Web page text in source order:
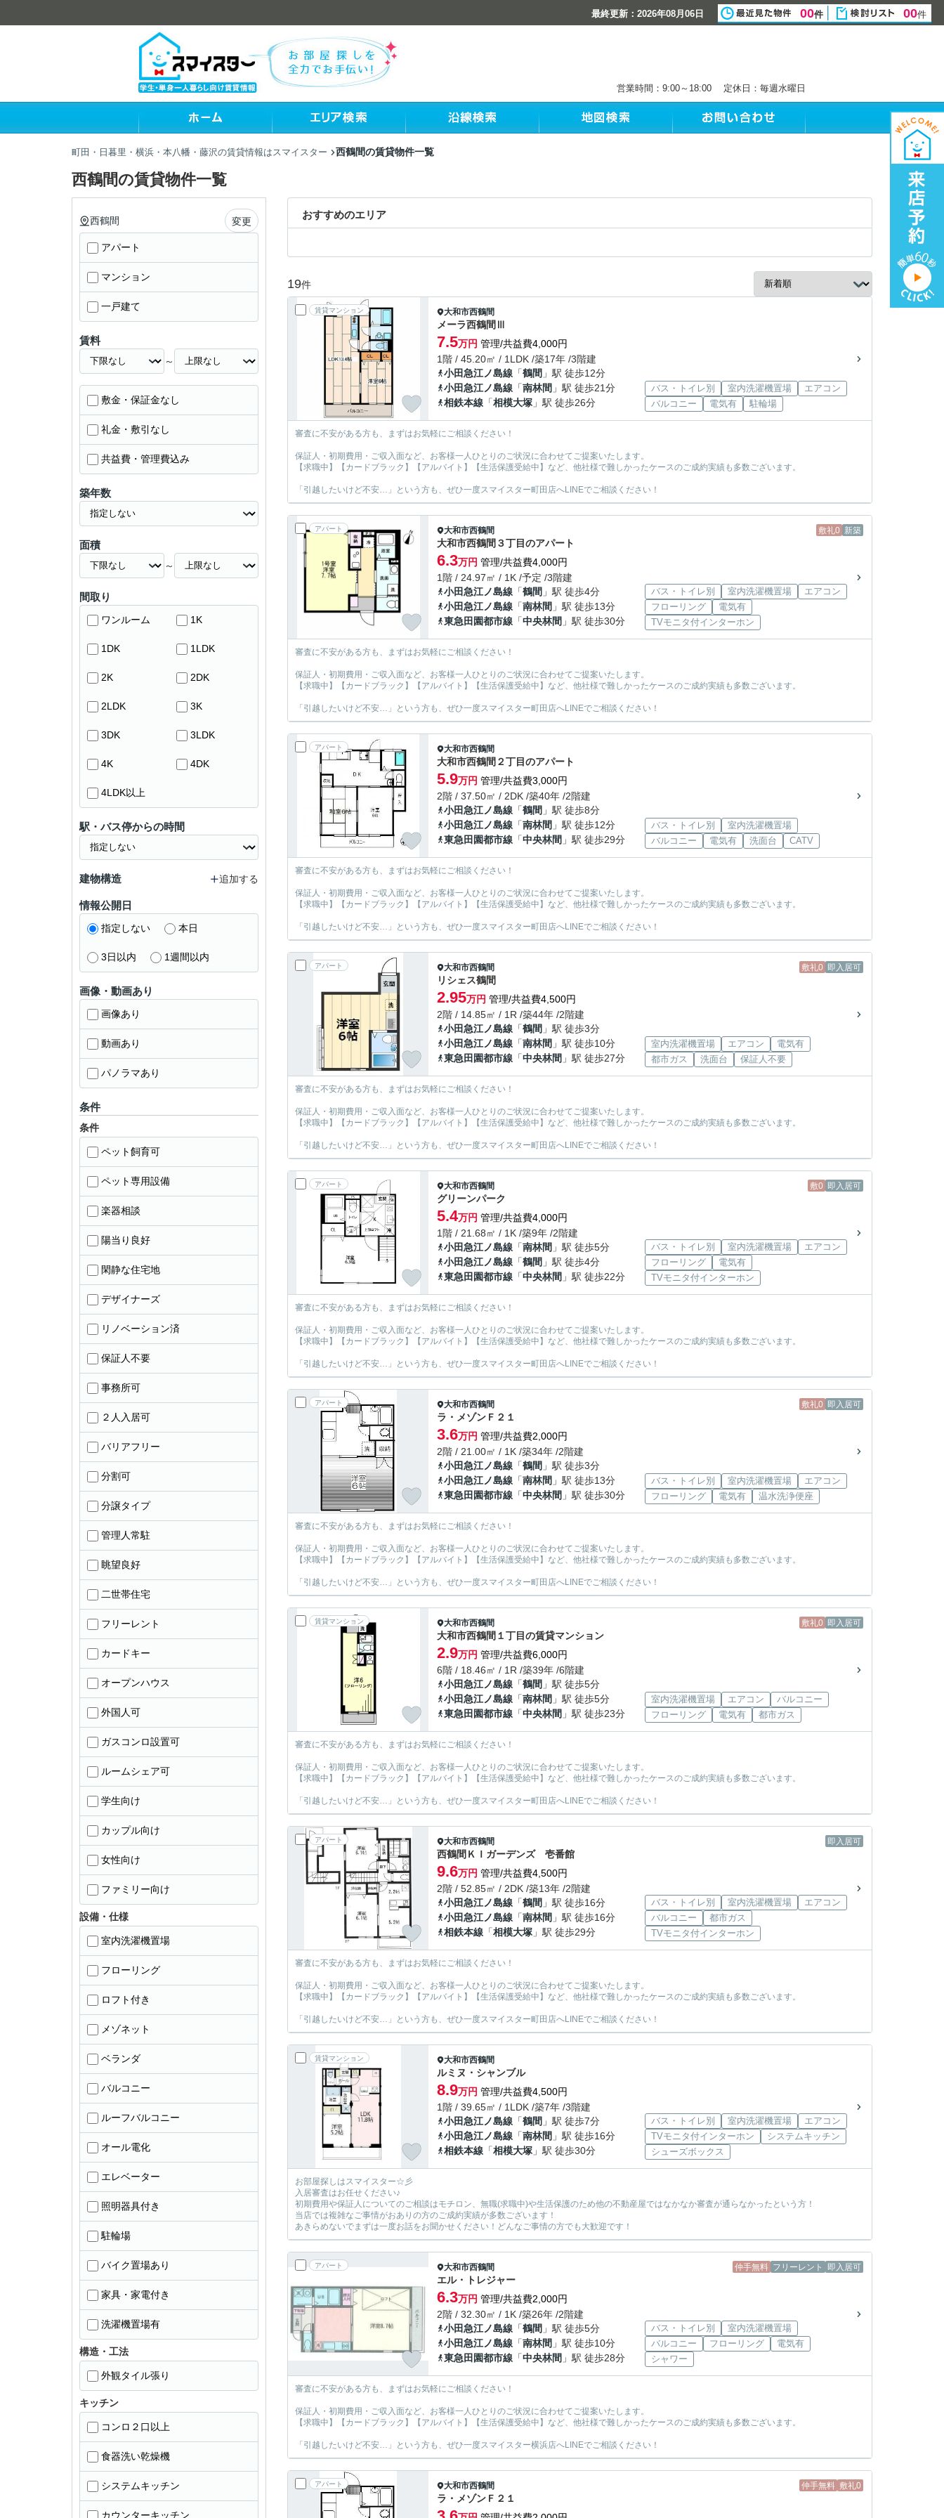
最終更新：2026年08月06日 00件 00件
営業時間：9:00～18:00 定休日：毎週水曜日
町田・日暮里・横浜・本八幡・藤沢の賃貸情報はスマイスター 西鶴間の賃貸物件一覧
西鶴間の賃貸物件一覧
おすすめのエリア
19件
賃貸マンション 大和市西鶴間
メーラ西鶴間Ⅲ
7.5万円 管理/共益費4,000円
1階 / 45.20㎡ / 1LDK /築17年 /3階建
小田急江ノ島線 「鶴間 」駅 徒歩12分
小田急江ノ島線 「南林間 」駅 徒歩21分
相鉄本線 「相模大塚 」駅 徒歩26分
バス・トイレ別 室内洗濯機置場
エアコン
バルコニー
電気有 駐輪場
審査に不安がある方も、まずはお気軽にご相談ください！
保証人・初期費用・ご収入面など、お客様一人ひとりのご状況に合わせてご提案いたします。
【求職中】【カードブラック】【アルバイト】【生活保護受給中】など、他社様で難しかったケースのご成約実績も多数ございます。
「引越したいけど不安…」という方も、ぜひ一度スマイスター町田店へLINEでご相談ください！
アパート 敷礼0 新築
大和市西鶴間
大和市西鶴間３丁目のアパート
6.3万円 管理/共益費4,000円
1階 / 24.97㎡ / 1K /予定 /3階建
小田急江ノ島線 「鶴間 」駅 徒歩4分
小田急江ノ島線 「南林間 」駅 徒歩13分
東急田園都市線 「中央林間 」駅 徒歩30分
バス・トイレ別 室内洗濯機置場
エアコン
フローリング
電気有
TVモニタ付インターホン
審査に不安がある方も、まずはお気軽にご相談ください！
保証人・初期費用・ご収入面など、お客様一人ひとりのご状況に合わせてご提案いたします。
【求職中】【カードブラック】【アルバイト】【生活保護受給中】など、他社様で難しかったケースのご成約実績も多数ございます。
「引越したいけど不安…」という方も、ぜひ一度スマイスター町田店へLINEでご相談ください！
アパート 大和市西鶴間
大和市西鶴間２丁目のアパート
5.9万円 管理/共益費3,000円
2階 / 37.50㎡ / 2DK /築40年 /2階建
小田急江ノ島線 「鶴間 」駅 徒歩8分
小田急江ノ島線 「南林間 」駅 徒歩12分
東急田園都市線 「中央林間 」駅 徒歩29分
バス・トイレ別
室内洗濯機置場
バルコニー
電気有 洗面台 CATV
審査に不安がある方も、まずはお気軽にご相談ください！
保証人・初期費用・ご収入面など、お客様一人ひとりのご状況に合わせてご提案いたします。
【求職中】【カードブラック】【アルバイト】【生活保護受給中】など、他社様で難しかったケースのご成約実績も多数ございます。
「引越したいけど不安…」という方も、ぜひ一度スマイスター町田店へLINEでご相談ください！
アパート 敷礼0 即入居可
大和市西鶴間
リシェス鶴間
2.95万円 管理/共益費4,500円
2階 / 14.85㎡ / 1R /築44年 /2階建
小田急江ノ島線 「鶴間 」駅 徒歩3分
小田急江ノ島線 「南林間 」駅 徒歩10分
東急田園都市線 「中央林間 」駅 徒歩27分
室内洗濯機置場 エアコン
電気有
都市ガス
洗面台 保証人不要
審査に不安がある方も、まずはお気軽にご相談ください！
保証人・初期費用・ご収入面など、お客様一人ひとりのご状況に合わせてご提案いたします。
【求職中】【カードブラック】【アルバイト】【生活保護受給中】など、他社様で難しかったケースのご成約実績も多数ございます。
「引越したいけど不安…」という方も、ぜひ一度スマイスター町田店へLINEでご相談ください！
アパート 敷0 即入居可
大和市西鶴間
グリーンパーク
5.4万円 管理/共益費4,000円
1階 / 21.68㎡ / 1K /築9年 /2階建
小田急江ノ島線 「南林間 」駅 徒歩5分
小田急江ノ島線 「鶴間 」駅 徒歩4分
東急田園都市線 「中央林間 」駅 徒歩22分
バス・トイレ別 室内洗濯機置場
エアコン
フローリング
電気有
TVモニタ付インターホン
審査に不安がある方も、まずはお気軽にご相談ください！
保証人・初期費用・ご収入面など、お客様一人ひとりのご状況に合わせてご提案いたします。
【求職中】【カードブラック】【アルバイト】【生活保護受給中】など、他社様で難しかったケースのご成約実績も多数ございます。
「引越したいけど不安…」という方も、ぜひ一度スマイスター町田店へLINEでご相談ください！
アパート 敷礼0 即入居可
大和市西鶴間
ラ・メゾンＦ２１
3.6万円 管理/共益費2,000円
2階 / 21.00㎡ / 1K /築34年 /2階建
小田急江ノ島線 「鶴間 」駅 徒歩3分
小田急江ノ島線 「南林間 」駅 徒歩13分
東急田園都市線 「中央林間 」駅 徒歩30分
バス・トイレ別 室内洗濯機置場
エアコン
フローリング
電気有 温水洗浄便座
審査に不安がある方も、まずはお気軽にご相談ください！
保証人・初期費用・ご収入面など、お客様一人ひとりのご状況に合わせてご提案いたします。
【求職中】【カードブラック】【アルバイト】【生活保護受給中】など、他社様で難しかったケースのご成約実績も多数ございます。
「引越したいけど不安…」という方も、ぜひ一度スマイスター町田店へLINEでご相談ください！
賃貸マンション 敷礼0 即入居可
大和市西鶴間
大和市西鶴間１丁目の賃貸マンション
2.9万円 管理/共益費6,000円
6階 / 18.46㎡ / 1R /築39年 /6階建
小田急江ノ島線 「鶴間 」駅 徒歩5分
小田急江ノ島線 「南林間 」駅 徒歩5分
東急田園都市線 「中央林間 」駅 徒歩23分
室内洗濯機置場 エアコン
バルコニー
フローリング
電気有 都市ガス
審査に不安がある方も、まずはお気軽にご相談ください！
保証人・初期費用・ご収入面など、お客様一人ひとりのご状況に合わせてご提案いたします。
【求職中】【カードブラック】【アルバイト】【生活保護受給中】など、他社様で難しかったケースのご成約実績も多数ございます。
「引越したいけど不安…」という方も、ぜひ一度スマイスター町田店へLINEでご相談ください！
アパート 即入居可
大和市西鶴間
西鶴間ＫＩガーデンズ 壱番館
9.6万円 管理/共益費4,500円
2階 / 52.85㎡ / 2DK /築13年 /2階建
小田急江ノ島線 「鶴間 」駅 徒歩16分
小田急江ノ島線 「南林間 」駅 徒歩16分
相鉄本線 「相模大塚 」駅 徒歩29分
バス・トイレ別 室内洗濯機置場
エアコン
バルコニー
都市ガス
TVモニタ付インターホン
審査に不安がある方も、まずはお気軽にご相談ください！
保証人・初期費用・ご収入面など、お客様一人ひとりのご状況に合わせてご提案いたします。
【求職中】【カードブラック】【アルバイト】【生活保護受給中】など、他社様で難しかったケースのご成約実績も多数ございます。
「引越したいけど不安…」という方も、ぜひ一度スマイスター町田店へLINEでご相談ください！
賃貸マンション 大和市西鶴間
ルミヌ・シャンブル
8.9万円 管理/共益費4,500円
1階 / 39.65㎡ / 1LDK /築7年 /3階建
小田急江ノ島線 「鶴間 」駅 徒歩7分
小田急江ノ島線 「南林間 」駅 徒歩16分
相鉄本線 「相模大塚 」駅 徒歩30分
バス・トイレ別 室内洗濯機置場
エアコン
TVモニタ付インターホン
システムキッチン
シューズボックス
お部屋探しはスマイスター☆彡
入居審査はお任せください♪
初期費用や保証人についてのご相談はモチロン、無職(求職中)や生活保護のため他の不動産屋ではなかなか審査が通らなかったという方！
当店では複雑なご事情がおありの方のご成約実績が多数ございます！
あきらめないでまずは一度お話をお聞かせください！どんなご事情の方でも大歓迎です！
アパート 仲手無料 フリーレント 即入居可
大和市西鶴間
エル・トレジャー
6.3万円 管理/共益費2,000円
2階 / 32.30㎡ / 1K /築26年 /2階建
小田急江ノ島線 「鶴間 」駅 徒歩5分
小田急江ノ島線 「南林間 」駅 徒歩10分
東急田園都市線 「中央林間 」駅 徒歩28分
バス・トイレ別
室内洗濯機置場
バルコニー
フローリング
電気有
シャワー
審査に不安がある方も、まずはお気軽にご相談ください！
保証人・初期費用・ご収入面など、お客様一人ひとりのご状況に合わせてご提案いたします。
【求職中】【カードブラック】【アルバイト】【生活保護受給中】など、他社様で難しかったケースのご成約実績も多数ございます。
「引越したいけど不安…」という方も、ぜひ一度スマイスター横浜店へLINEでご相談ください！
アパート 仲手無料 敷礼0
大和市西鶴間
ラ・メゾンＦ２１
西鶴間 変更
アパート
マンション
一戸建て
賃料
～
敷金・保証金なし
礼金・敷引なし
共益費・管理費込み
築年数
面積
～
間取り
ワンルーム 1K
1DK 1LDK
2K 2DK
2LDK 3K
3DK 3LDK
4K 4DK
4LDK以上
駅・バス停からの時間
建物構造 追加する
情報公開日
指定しない 本日
3日以内 1週間以内
画像・動画あり
画像あり
動画あり
パノラマあり
条件
条件
ペット飼育可
ペット専用設備
楽器相談
陽当り良好
閑静な住宅地
デザイナーズ
リノベーション済
保証人不要
事務所可
２人入居可
バリアフリー
分割可
分譲タイプ
管理人常駐
眺望良好
二世帯住宅
フリーレント
カードキー
オープンハウス
外国人可
ガスコンロ設置可
ルームシェア可
学生向け
カップル向け
女性向け
ファミリー向け
設備・仕様
室内洗濯機置場
フローリング
ロフト付き
メゾネット
ベランダ
バルコニー
ルーフバルコニー
オール電化
エレベーター
照明器具付き
駐輪場
バイク置場あり
家具・家電付き
洗濯機置場有
構造・工法
外観タイル張り
キッチン
コンロ２口以上
食器洗い乾燥機
システムキッチン
カウンターキッチン